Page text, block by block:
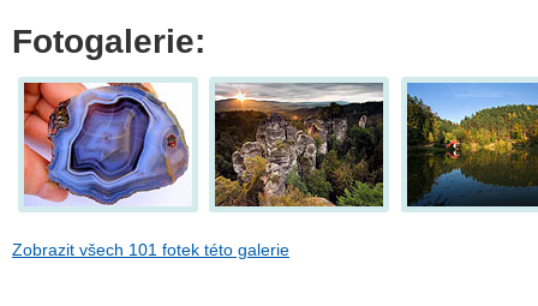
Fotogalerie:
Zobrazit všech 101 fotek této galerie